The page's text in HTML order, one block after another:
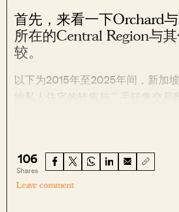
首先，来看一下Orchard
所在的Central Region与
较。
以下为2015年至2025年间，新加
地私人住宅的转售与二手转售交易
106
Shares
Leave comment